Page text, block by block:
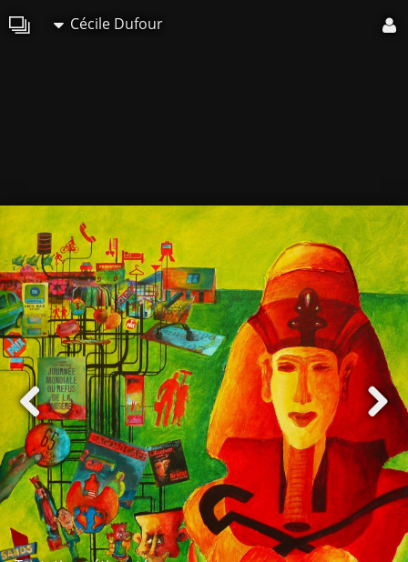
Cécile Dufour